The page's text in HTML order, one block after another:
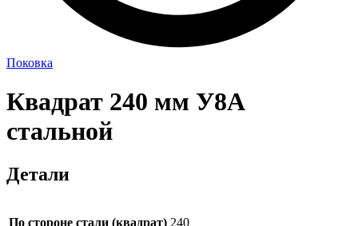
Поковка
Квадрат 240 мм У8А
стальной
Детали
По стороне стали (квадрат) 240